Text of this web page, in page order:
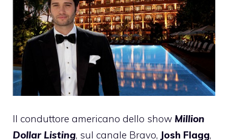
Il conduttore americano dello show Million
Dollar Listing, sul canale Bravo, Josh Flagg,